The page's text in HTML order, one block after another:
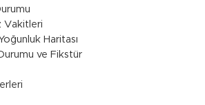
Vakitleri
Haritası
ve Fikstür